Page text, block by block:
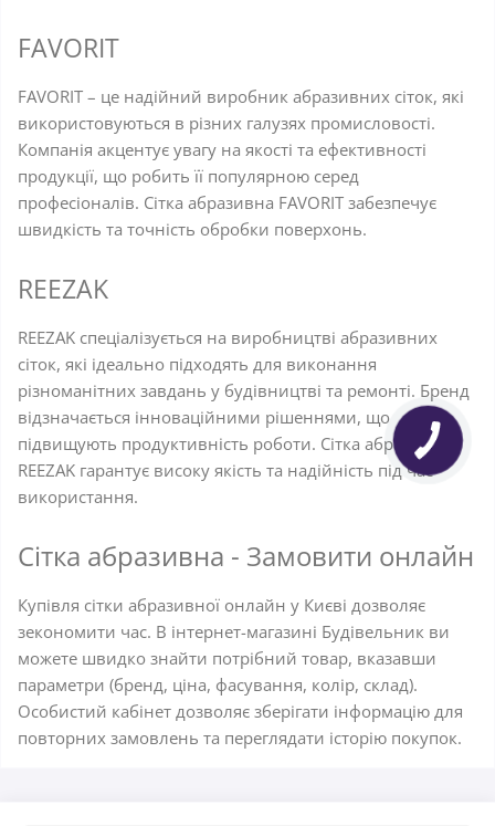
FAVORIT
FAVORIT – це надійний виробник абразивних сіток, які
використовуються в різних галузях промисловості.
Компанія акцентує увагу на якості та ефективності
продукції, що робить її популярною серед
професіоналів. Сітка абразивна FAVORIT забезпечує
швидкість та точність обробки поверхонь.
REEZAK
REEZAK спеціалізується на виробництві абразивних
сіток, які ідеально підходять для виконання
різноманітних завдань у будівництві та ремонті. Бренд
відзначається інноваційними рішеннями, що
підвищують продуктивність роботи. Сітка абразивна
REEZAK гарантує високу якість та надійність під час
використання.
Сітка абразивна - Замовити онлайн
Купівля сітки абразивної онлайн у Києві дозволяє
зекономити час. В інтернет-магазині Будівельник ви
можете швидко знайти потрібний товар, вказавши
параметри (бренд, ціна, фасування, колір, склад).
Особистий кабінет дозволяє зберігати інформацію для
повторних замовлень та переглядати історію покупок.